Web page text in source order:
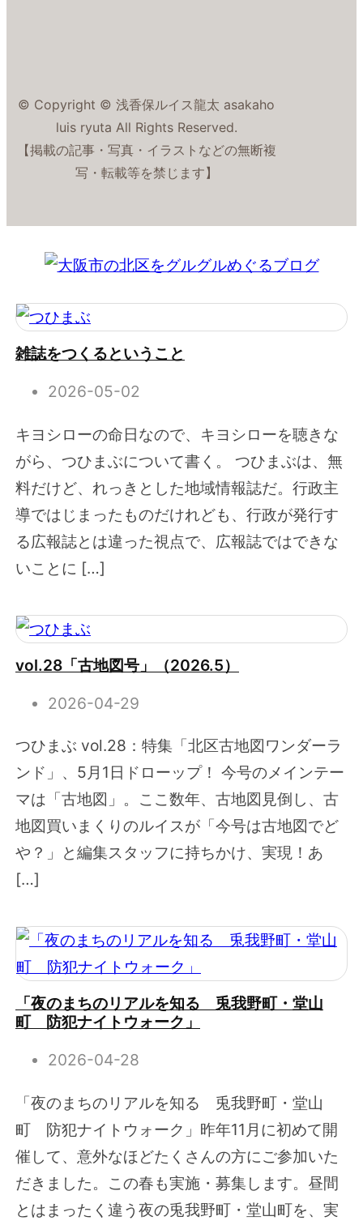
© Copyright © 浅香保ルイス龍太 asakaho
luis ryuta All Rights Reserved.
【掲載の記事・写真・イラストなどの無断複
写・転載等を禁じます】
雑誌をつくるということ
2026-05-02
キヨシローの命日なので、キヨシローを聴きな
がら、つひまぶについて書く。 つひまぶは、無
料だけど、れっきとした地域情報誌だ。行政主
導ではじまったものだけれども、行政が発行す
る広報誌とは違った視点で、広報誌ではできな
いことに […]
vol.28「古地図号」（2026.5）
2026-04-29
つひまぶ vol.28：特集「北区古地図ワンダーラ
ンド」、5月1日ドローップ！ 今号のメインテー
マは「古地図」。ここ数年、古地図見倒し、古
地図買いまくりのルイスが「今号は古地図でど
や？」と編集スタッフに持ちかけ、実現！あ
[…]
「夜のまちのリアルを知る 兎我野町・堂山
町 防犯ナイトウォーク」
2026-04-28
「夜のまちのリアルを知る 兎我野町・堂山
町 防犯ナイトウォーク」昨年11月に初めて開
催して、意外なほどたくさんの方にご参加いた
だきました。この春も実施・募集します。昼間
とはまったく違う夜の兎我野町・堂山町を、実